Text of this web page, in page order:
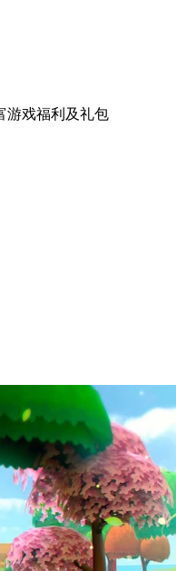
游戏福利 及礼包